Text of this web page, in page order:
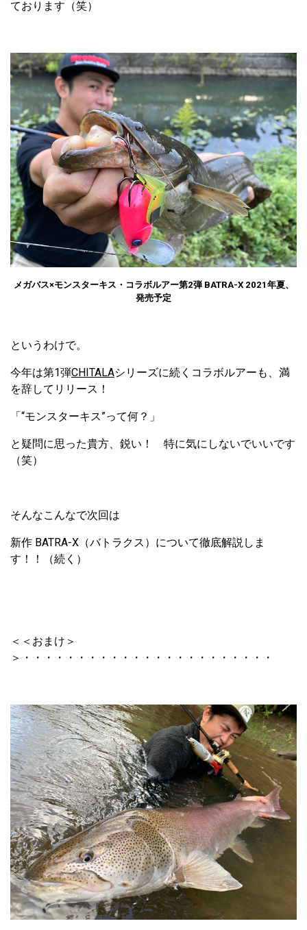
ております（笑）
メガバス×モンスターキス・コラボルアー第2弾 BATRA-X 2021年夏、
発売予定
というわけで。
今年は第1弾CHITALAシリーズに続くコラボルアーも、満
を辞してリリース！
「“モンスターキス”って何？」
と疑問に思った貴方、鋭い！ 特に気にしないでいいです
（笑）
そんなこんなで次回は
新作 BATRA-X（バトラクス）について徹底解説しま
す！！（続く）
＜＜おまけ＞
＞・・・・・・・・・・・・・・・・・・・・・・・